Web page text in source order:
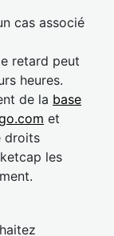
cas associé
retard peut
heures.
de la base
et
droits
les